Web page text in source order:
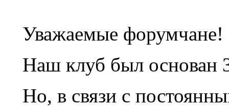
Уважаемые форумчане!
Наш клуб был основан
Но, в связи с